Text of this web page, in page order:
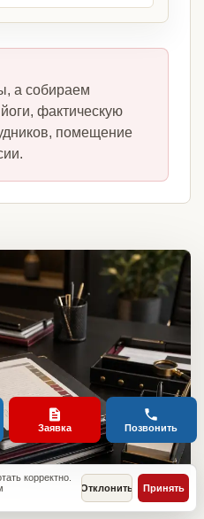
а собираем
фактическую
помещение
корректно.
Отклонить Принять
Заявка Позвонить